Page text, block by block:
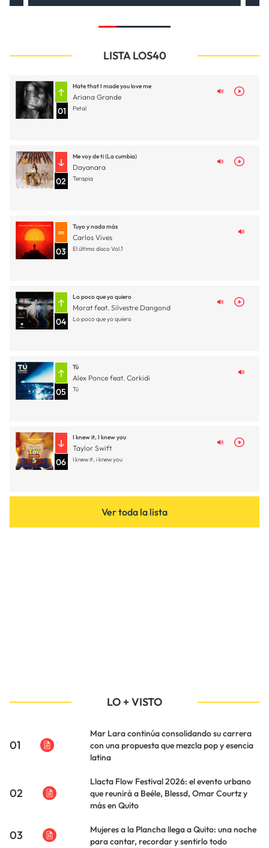
LISTA LOS40
01
Hate that I made you love me
Ariana Grande
Petal
02
Me voy de ti (La cumbia)
Dayanara
Terapia
03
Tuyo y nada más
Carlos Vives
El último disco Vol.1
04
Lo poco que yo quiero
Morat feat. Silvestre Dangond
Lo poco que yo quiero
05
Tú
Alex Ponce feat. Corkidi
Tú
06
I knew it, I knew you
Taylor Swift
I knew it, i knew you
Ver toda la lista
LO + VISTO
01
Mar Lara continúa consolidando su carrera
con una propuesta que mezcla pop y esencia
latina
02
Llacta Flow Festival 2026: el evento urbano
que reunirá a Beéle, Blessd, Omar Courtz y
más en Quito
03
Mujeres a la Plancha llega a Quito: una noche
para cantar, recordar y sentirlo todo